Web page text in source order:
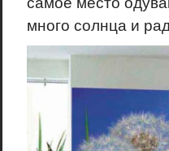
много солнца и